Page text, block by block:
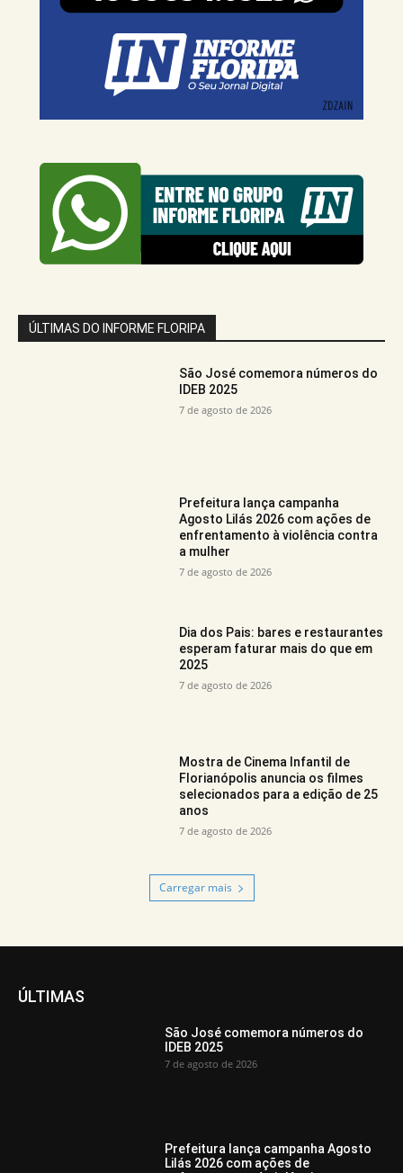
ÚLTIMAS DO INFORME FLORIPA
São José comemora números do
IDEB 2025
7 de agosto de 2026
Prefeitura lança campanha
Agosto Lilás 2026 com ações de
enfrentamento à violência contra
a mulher
7 de agosto de 2026
Dia dos Pais: bares e restaurantes
esperam faturar mais do que em
2025
7 de agosto de 2026
Mostra de Cinema Infantil de
Florianópolis anuncia os filmes
selecionados para a edição de 25
anos
7 de agosto de 2026
Carregar mais
ÚLTIMAS
São José comemora números do
IDEB 2025
7 de agosto de 2026
Prefeitura lança campanha Agosto
Lilás 2026 com ações de